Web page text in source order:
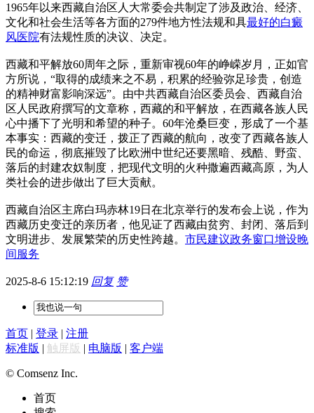
1965年以来西藏自治区人大常委会共制定了涉及政治、经济、
文化和社会生活等各方面的279件地方性法规和具最好的白癜
风医院有法规性质的决议、决定。
西藏和平解放60周年之际，重新审视60年的峥嵘岁月，正如官
方所说，“取得的成绩来之不易，积累的经验弥足珍贵，创造
的精神财富影响深远”。由中共西藏自治区委员会、西藏自治
区人民政府撰写的文章称，西藏的和平解放，在西藏各族人民
心中播下了光明和希望的种子。60年沧桑巨变，形成了一个基
本事实：西藏的变迁，拨正了西藏的航向，改变了西藏各族人
民的命运，彻底摧毁了比欧洲中世纪还要黑暗、残酷、野蛮、
落后的封建农奴制度，把现代文明的火种撒遍西藏高原，为人
类社会的进步做出了巨大贡献。
西藏自治区主席白玛赤林19日在北京举行的发布会上说，作为
西藏历史变迁的亲历者，他见证了西藏由贫穷、封闭、落后到
文明进步、发展繁荣的历史性跨越。 市民建议政务窗口增设晚
间服务
2025-8-6 15:12:19 回复 赞
首页 | 登录 | 注册
标准版 | 触屏版 | 电脑版 | 客户端
© Comsenz Inc.
首页